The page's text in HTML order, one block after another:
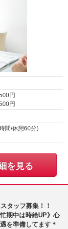
円
円
間/休憩60分)
を見る
タッフ募集！！
期中は時給UP》心
を準備してます＊